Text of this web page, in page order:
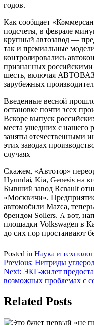
годов.
Как сообщает
подсчеты, в феврале
крупный автозавод —
так и премиальные
контролировались
признанных
шесть, включая
зарубежных
Введенные весной
остановке почти всех
Вскоре выпуск
места ушедших с нашего
заняты отечественными
этих заводах
случаях.
Скажем, «Автотор»
Hyundai, Kia, Genesis на
Бывший завод Renault
«Москвичи».
автомобили Mazda,
брендом Sollers. А вот,
площадки Volkswagen в
до сих пор простаивают
Posted in Наука и
Навигация
по
Previous: Нитриды
Next: ЭКГ-жилет
возможных проблемах с
Related Posts